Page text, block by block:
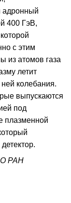
адронный
400 ГэВ,
с этим
из атомов газа
летит
колебания.
выпускаются
под
плазменной
РАН